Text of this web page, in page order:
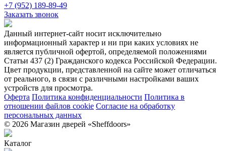
+7 (952) 189-89-49
Заказать звонок
Данный интернет-сайт носит исключительно
информационный характер и ни при каких условиях не
является публичной офертой, определяемой положениями
Статьи 437 (2) Гражданского кодекса Российской Федерации.
Цвет продукции, представленной на сайте может отличаться
от реального, в связи с различными настройками ваших
устройств для просмотра.
Оферта Политика конфиденциальности Политика в
отношении файлов cookie Согласие на обработку
персональных данных
© 2026 Магазин дверей «Sheffdoors»
Каталог